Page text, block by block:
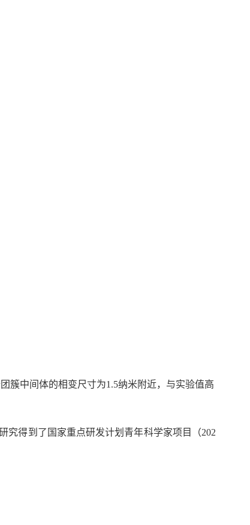
簇中间体的相变尺寸为1.5纳米附近，与实验值高
究得到了国家重点研发计划青年科学家项目（202